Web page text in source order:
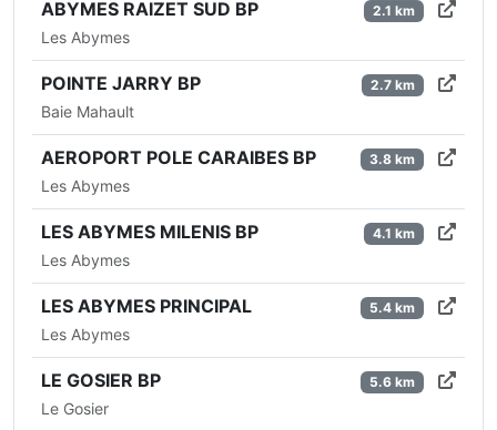
ABYMES RAIZET SUD BP
Les Abymes
2.1 km
POINTE JARRY BP
Baie Mahault
2.7 km
AEROPORT POLE CARAIBES BP
Les Abymes
3.8 km
LES ABYMES MILENIS BP
Les Abymes
4.1 km
LES ABYMES PRINCIPAL
Les Abymes
5.4 km
LE GOSIER BP
Le Gosier
5.6 km